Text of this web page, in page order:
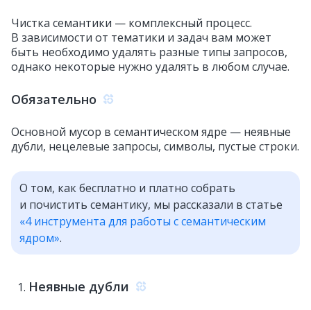
Чистка семантики — комплексный процесс.
В зависимости от тематики и задач вам может
быть необходимо удалять разные типы запросов,
однако некоторые нужно удалять в любом случае.
Обязательно
Основной мусор в семантическом ядре — неявные
дубли, нецелевые запросы, символы, пустые строки.
О том, как бесплатно и платно собрать
и почистить семантику, мы рассказали в статье
«4 инструмента для работы с семантическим
ядром».
Неявные дубли